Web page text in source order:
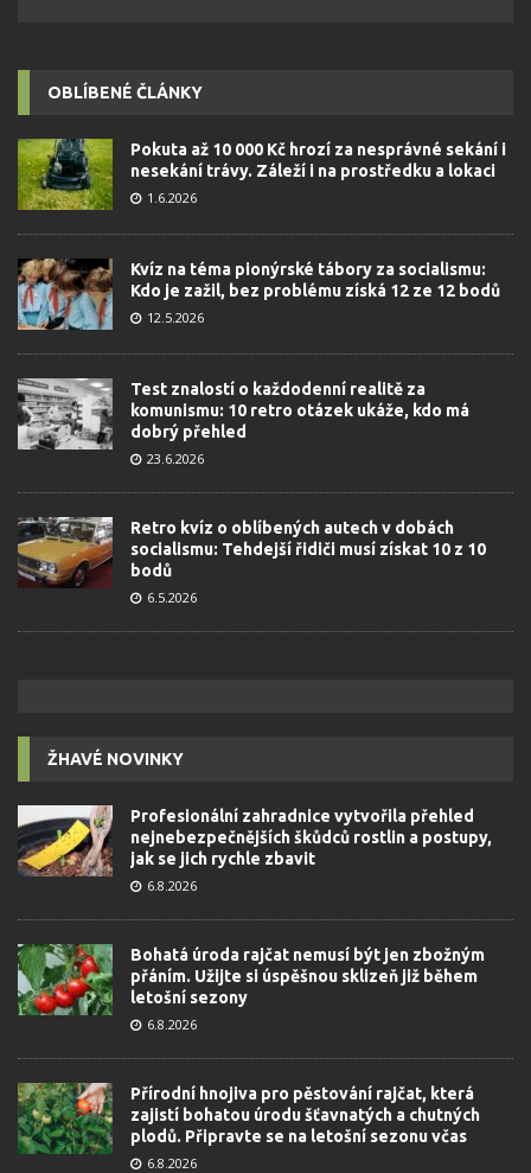
OBLÍBENÉ ČLÁNKY
Pokuta až 10 000 Kč hrozí za nesprávné sekání i
nesekání trávy. Záleží i na prostředku a lokaci
1.6.2026
Kvíz na téma pionýrské tábory za socialismu:
Kdo je zažil, bez problému získá 12 ze 12 bodů
12.5.2026
Test znalostí o každodenní realitě za
komunismu: 10 retro otázek ukáže, kdo má
dobrý přehled
23.6.2026
Retro kvíz o oblíbených autech v dobách
socialismu: Tehdejší řidiči musí získat 10 z 10
bodů
6.5.2026
ŽHAVÉ NOVINKY
Profesionální zahradnice vytvořila přehled
nejnebezpečnějších škůdců rostlin a postupy,
jak se jich rychle zbavit
6.8.2026
Bohatá úroda rajčat nemusí být jen zbožným
přáním. Užijte si úspěšnou sklizeň již během
letošní sezony
6.8.2026
Přírodní hnojiva pro pěstování rajčat, která
zajistí bohatou úrodu šťavnatých a chutných
plodů. Připravte se na letošní sezonu včas
6.8.2026